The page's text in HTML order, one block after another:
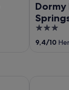
Dormy
3
out
of
9,4/10